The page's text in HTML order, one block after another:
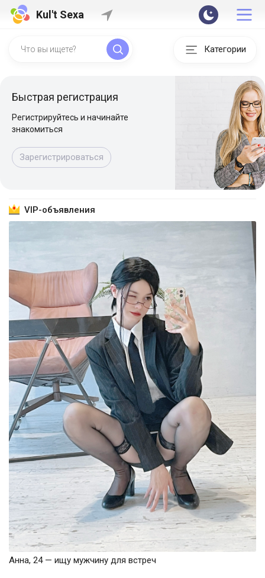
Kul't Sexa
Категории
Быстрая регистрация
Регистрируйтесь и начинайте
знакомиться
Зарегистрироваться
VIP-объявления
Анна, 24 — ищу мужчину для встреч